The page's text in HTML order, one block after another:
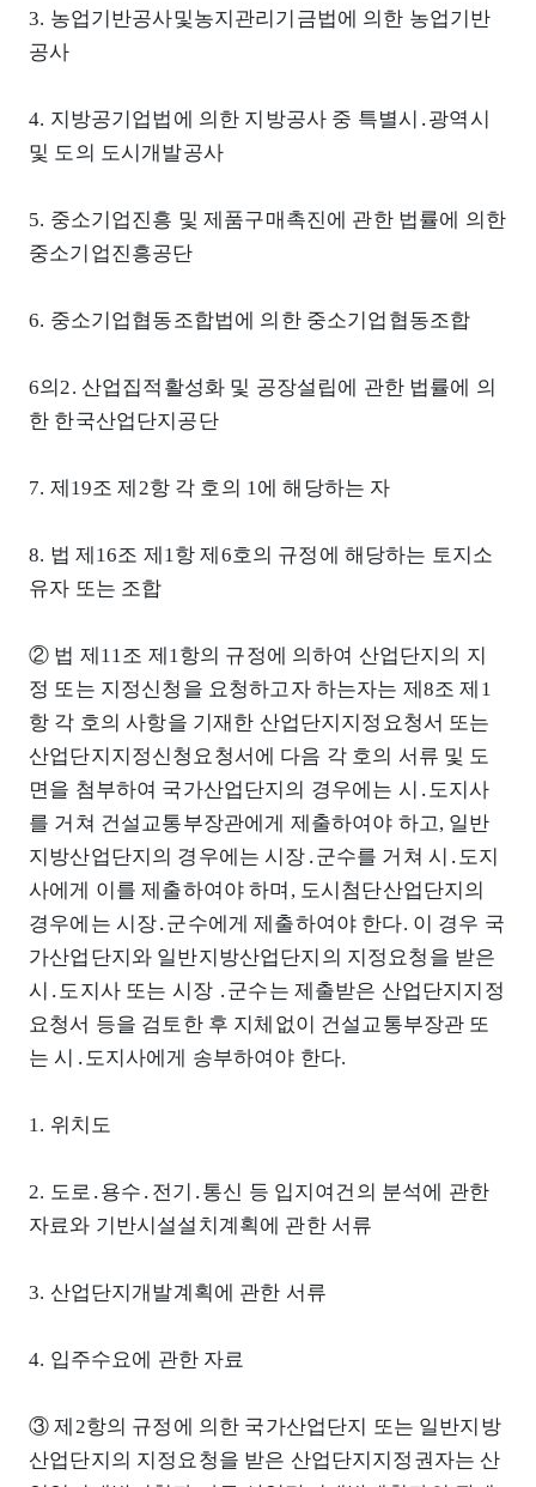
3. 농업기반공사및농지관리기금법에 의한 농업기반
공사
4. 지방공기업법에 의한 지방공사 중 특별시․광역시
및 도의 도시개발공사
5. 중소기업진흥 및 제품구매촉진에 관한 법률에 의한
중소기업진흥공단
6. 중소기업협동조합법에 의한 중소기업협동조합
6의2. 산업집적활성화 및 공장설립에 관한 법률에 의
한 한국산업단지공단
7. 제19조 제2항 각 호의 1에 해당하는 자
8. 법 제16조 제1항 제6호의 규정에 해당하는 토지소
유자 또는 조합
② 법 제11조 제1항의 규정에 의하여 산업단지의 지
정 또는 지정신청을 요청하고자 하는자는 제8조 제1
항 각 호의 사항을 기재한 산업단지지정요청서 또는
산업단지지정신청요청서에 다음 각 호의 서류 및 도
면을 첨부하여 국가산업단지의 경우에는 시․도지사
를 거쳐 건설교통부장관에게 제출하여야 하고, 일반
지방산업단지의 경우에는 시장․군수를 거쳐 시․도지
사에게 이를 제출하여야 하며, 도시첨단산업단지의
경우에는 시장․군수에게 제출하여야 한다. 이 경우 국
가산업단지와 일반지방산업단지의 지정요청을 받은
시․도지사 또는 시장 ․군수는 제출받은 산업단지지정
요청서 등을 검토한 후 지체없이 건설교통부장관 또
는 시․도지사에게 송부하여야 한다.
1. 위치도
2. 도로․용수․전기․통신 등 입지여건의 분석에 관한
자료와 기반시설설치계획에 관한 서류
3. 산업단지개발계획에 관한 서류
4. 입주수요에 관한 자료
③ 제2항의 규정에 의한 국가산업단지 또는 일반지방
산업단지의 지정요청을 받은 산업단지지정권자는 산